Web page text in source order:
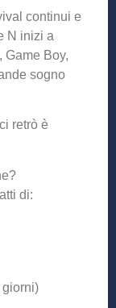
continui e
N inizi a
Game Boy,
sogno
retrò è
di:
giorni)